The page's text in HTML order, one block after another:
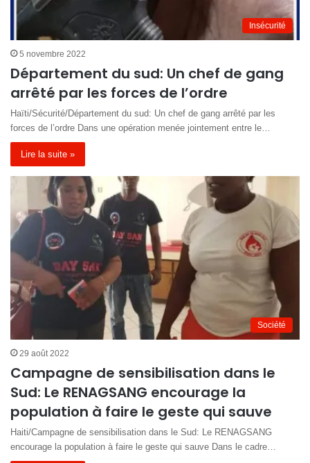
Insécurité
5 novembre 2022
Département du sud: Un chef de gang
arrêté par les forces de l’ordre
Haïti/Sécurité/Département du sud: Un chef de gang arrêté par les
forces de l’ordre Dans une opération menée jointement entre le…
Lire la suite »
Société
29 août 2022
Campagne de sensibilisation dans le
Sud: Le RENAGSANG encourage la
population à faire le geste qui sauve
Haiti/Campagne de sensibilisation dans le Sud: Le RENAGSANG
encourage la population à faire le geste qui sauve Dans le cadre…